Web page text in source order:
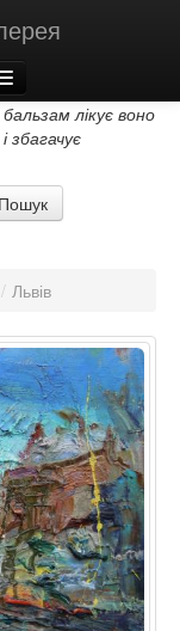
лікує воно
Пошук
/ Львів